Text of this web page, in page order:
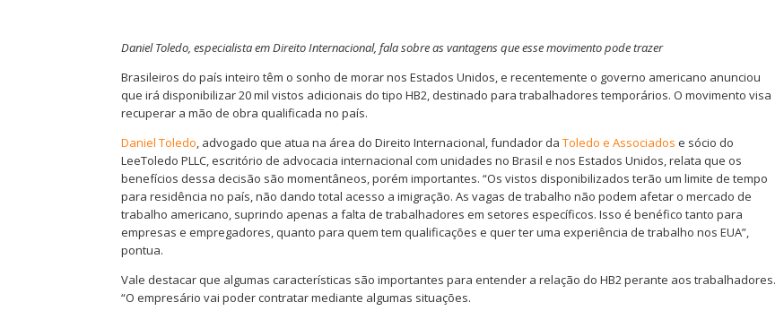
Daniel Toledo, especialista em Direito Internacional, fala sobre as vantagens que esse movimento pode trazer
Brasileiros do país inteiro têm o sonho de morar nos Estados Unidos, e recentemente o governo americano anunciou
que irá disponibilizar 20 mil vistos adicionais do tipo HB2, destinado para trabalhadores temporários. O movimento visa
recuperar a mão de obra qualificada no país.
Daniel Toledo , advogado que atua na área do Direito Internacional, fundador da Toledo e Associados e sócio do
LeeToledo PLLC, escritório de advocacia internacional com unidades no Brasil e nos Estados Unidos, relata que os
benefícios dessa decisão são momentâneos, porém importantes. “Os vistos disponibilizados terão um limite de tempo
para residência no país, não dando total acesso a imigração. As vagas de trabalho não podem afetar o mercado de
trabalho americano, suprindo apenas a falta de trabalhadores em setores específicos. Isso é benéfico tanto para
empresas e empregadores, quanto para quem tem qualificações e quer ter uma experiência de trabalho nos EUA”,
pontua.
Vale destacar que algumas características são importantes para entender a relação do HB2 perante aos trabalhadores.
“O empresário vai poder contratar mediante algumas situações.